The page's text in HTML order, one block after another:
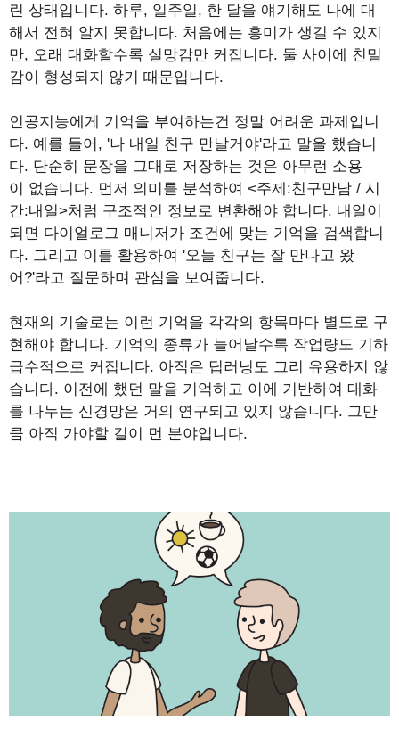
린 상태입니다. 하루, 일주일, 한 달을 얘기해도 나에 대
해서 전혀 알지 못합니다. 처음에는 흥미가 생길 수 있지
만, 오래 대화할수록 실망감만 커집니다. 둘 사이에 친밀
감이 형성되지 않기 때문입니다.
인공지능에게 기억을 부여하는건 정말 어려운 과제입니
다. 예를 들어, '나 내일 친구 만날거야'라고 말을 했습니
다. 단순히 문장을 그대로 저장하는 것은 아무런 소용
이 없습니다. 먼저 의미를 분석하여 <주제:친구만남 / 시
간:내일>처럼 구조적인 정보로 변환해야 합니다. 내일이
되면 다이얼로그 매니저가 조건에 맞는 기억을 검색합니
다. 그리고 이를 활용하여 '오늘 친구는 잘 만나고 왔
어?'라고 질문하며 관심을 보여줍니다.
현재의 기술로는 이런 기억을 각각의 항목마다 별도로 구
현해야 합니다. 기억의 종류가 늘어날수록 작업량도 기하
급수적으로 커집니다. 아직은 딥러닝도 그리 유용하지 않
습니다. 이전에 했던 말을 기억하고 이에 기반하여 대화
를 나누는 신경망은 거의 연구되고 있지 않습니다. 그만
큼 아직 가야할 길이 먼 분야입니다.